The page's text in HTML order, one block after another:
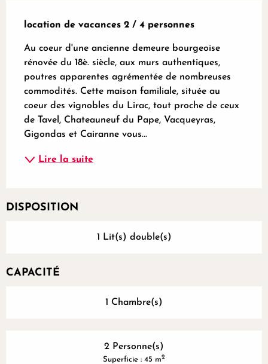
location de vacances 2 / 4 personnes
Au coeur d'une ancienne demeure bourgeoise
rénovée du 18è. siècle, aux murs authentiques,
poutres apparentes agrémentée de nombreuses
commodités. Cette maison familiale, située au
coeur des vignobles du Lirac, tout proche de ceux
de Tavel, Chateauneuf du Pape, Vacqueyras,
Gigondas et Cairanne vous...
Lire la suite
DISPOSITION
1 Lit(s) double(s)
CAPACITÉ
1 Chambre(s)
2 Personne(s)
Superficie : 45 m2